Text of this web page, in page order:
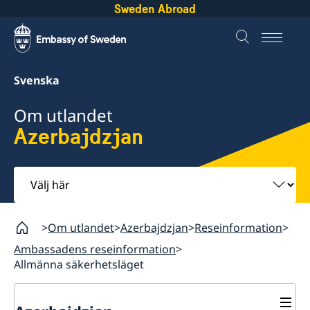
Sweden Abroad
Svenska
Om utlandet
Azerbajdzjan
Välj
här
Om utlandet Azerbajdzjan Reseinformation
Ambassadens reseinformation
Allmänna säkerhetsläget